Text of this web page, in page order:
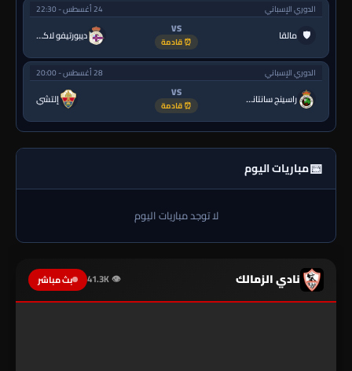
الدوري الإسباني 24 أغسطس - 22:30
🛡 مالقا VS
⏰ قادمة ديبورتيفو لاكورونيا
الدوري الإسباني 28 أغسطس - 20:00
راسينج سانتاندير VS
⏰ قادمة إلتشي
📅مباريات اليوم
لا توجد مباريات اليوم
نادي الزمالك 👁 41.3K بث مباشر